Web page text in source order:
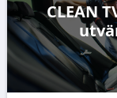
CLEAN